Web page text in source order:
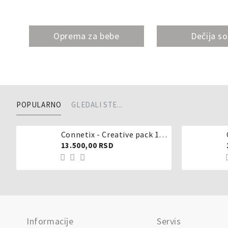
Oprema za bebe Dečija
POPULARNO GLEDALI STE...
Connetix - Creative pack 102 dela
13.500,00 RSD
Informacije Servis